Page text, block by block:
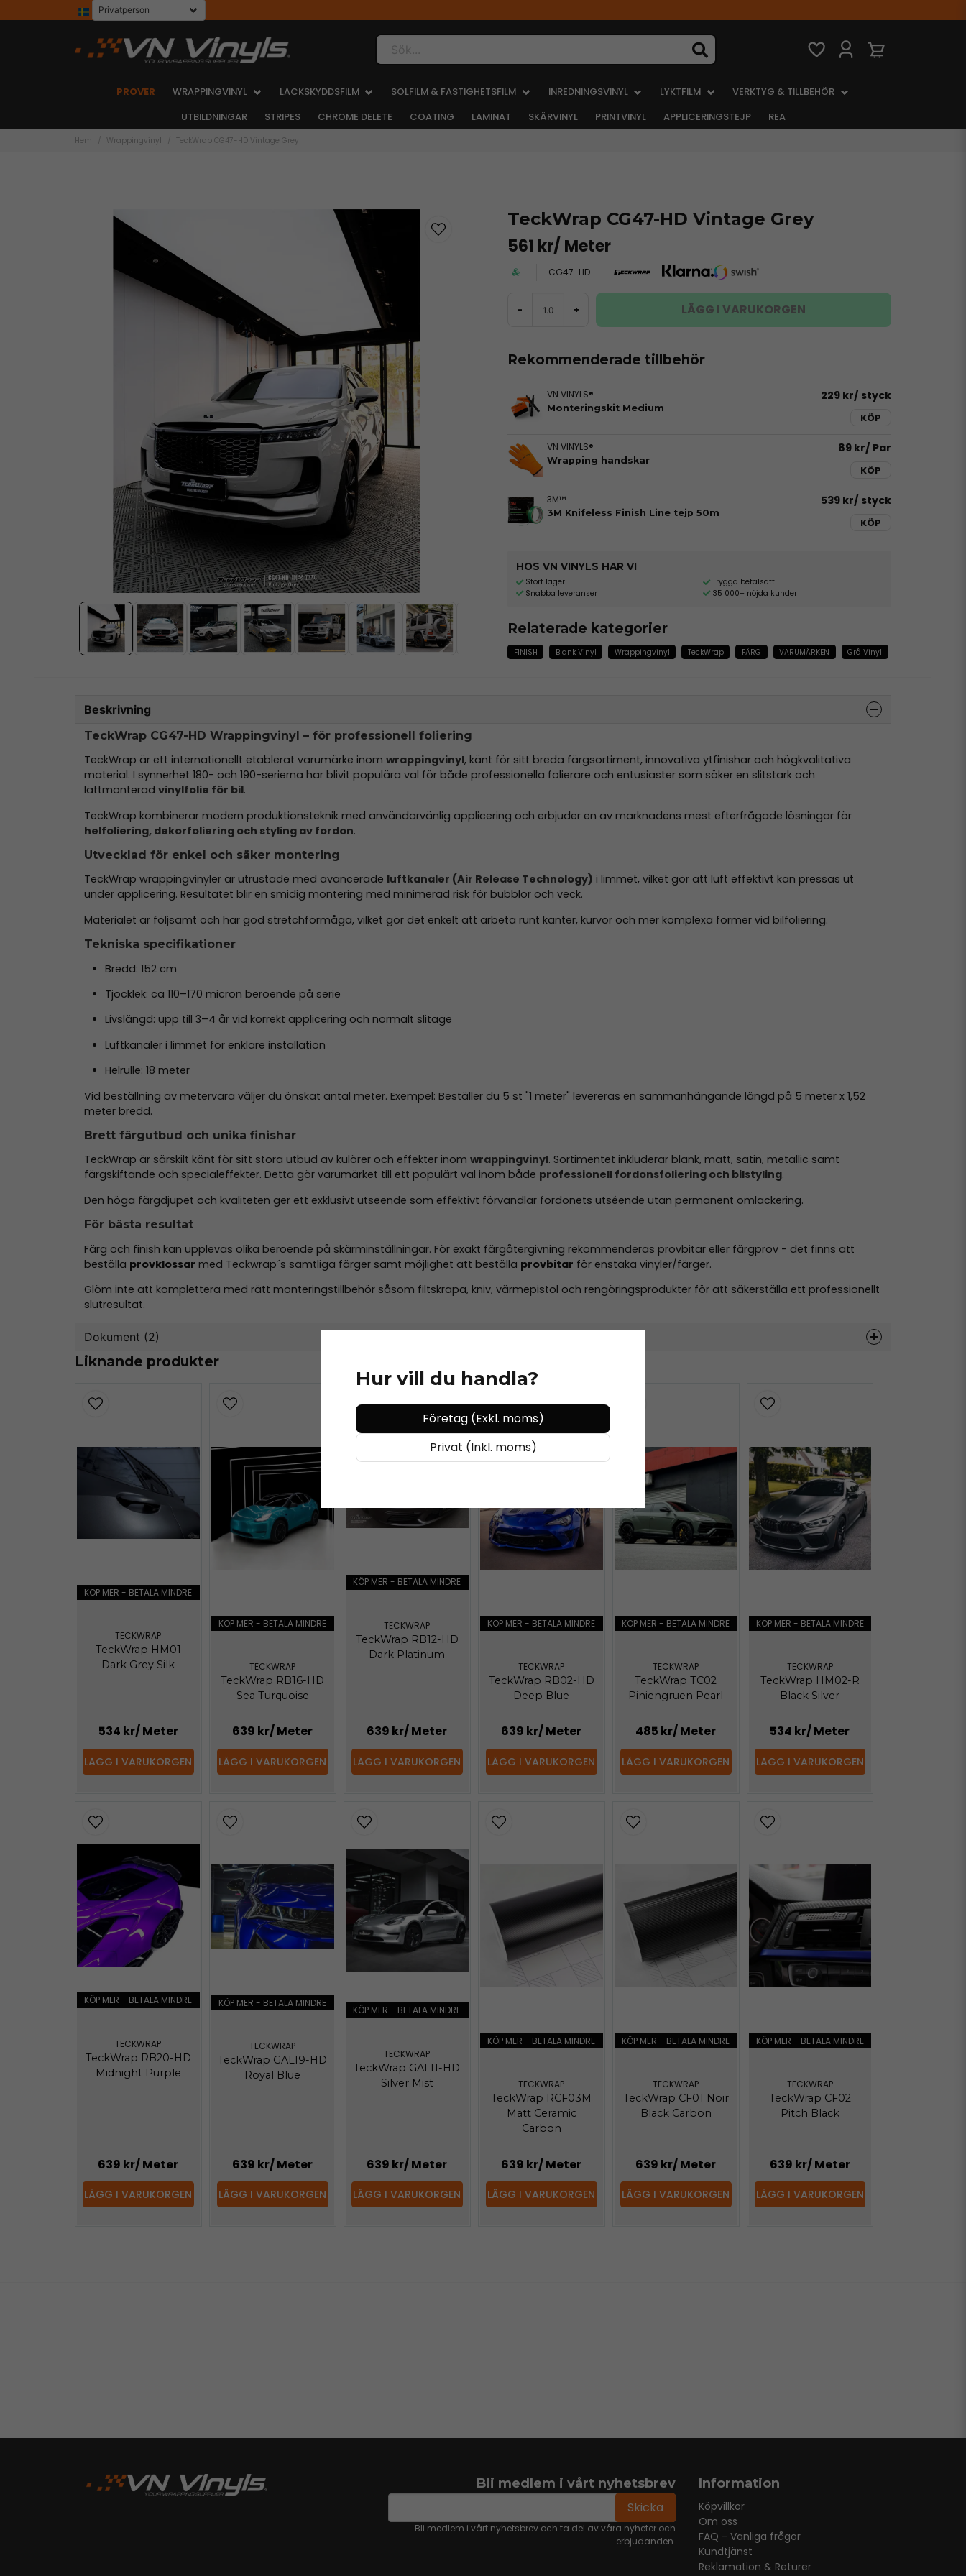
Sök...
PROVER WRAPPINGVINYL LACKSKYDDSFILM SOLFILM & FASTIGHETSFILM INREDNINGSVINYL LYKTFILM
VERKTYG & TILLBEHÖR
UTBILDNINGAR
STRIPES CHROME DELETE COATING LAMINAT SKÄRVINYL PRINTVINYL APPLICERINGSTEJP REA
Hem Wrappingvinyl TeckWrap CG47-HD Vintage Grey
TeckWrap CG47-HD Vintage Grey
561 kr/ Meter
CG47-HD
- + LÄGG I VARUKORGEN
Rekommenderade tillbehör
VN VINYLS®
Monteringskit Medium
229 kr/ styck
KÖP
VN VINYLS®
Wrapping handskar
89 kr/ Par
KÖP
3M™
3M Knifeless Finish Line tejp 50m
539 kr/ styck
KÖP
HOS VN VINYLS HAR VI
Stort lager
Snabba leveranser
Trygga betalsätt
35 000+ nöjda kunder
Relaterade kategorier
FINISH Blank Vinyl Wrappingvinyl TeckWrap FÄRG VARUMÄRKEN Grå Vinyl
Beskrivning
TeckWrap CG47-HD Wrappingvinyl – för professionell foliering
TeckWrap är ett internationellt etablerat varumärke inom wrappingvinyl, känt för sitt breda färgsortiment, innovativa ytfinishar och högkvalitativa
material. I synnerhet 180- och 190-serierna har blivit populära val för både professionella folierare och entusiaster som söker en slitstark och
lättmonterad vinylfolie för bil.
TeckWrap kombinerar modern produktionsteknik med användarvänlig applicering och erbjuder en av marknadens mest efterfrågade lösningar för
helfoliering, dekorfoliering och styling av fordon.
Utvecklad för enkel och säker montering
TeckWrap wrappingvinyler är utrustade med avancerade luftkanaler (Air Release Technology) i limmet, vilket gör att luft effektivt kan pressas ut
under applicering. Resultatet blir en smidig montering med minimerad risk för bubblor och veck.
Materialet är följsamt och har god stretchförmåga, vilket gör det enkelt att arbeta runt kanter, kurvor och mer komplexa former vid bilfoliering.
Tekniska specifikationer
Bredd: 152 cm
Tjocklek: ca 110–170 micron beroende på serie
Livslängd: upp till 3–4 år vid korrekt applicering och normalt slitage
Luftkanaler i limmet för enklare installation
Helrulle: 18 meter
Vid beställning av metervara väljer du önskat antal meter. Exempel: Beställer du 5 st "1 meter" levereras en sammanhängande längd på 5 meter x 1,52
meter bredd.
Brett färgutbud och unika finishar
TeckWrap är särskilt känt för sitt stora utbud av kulörer och effekter inom wrappingvinyl. Sortimentet inkluderar blank, matt, satin, metallic samt
färgskiftande och specialeffekter. Detta gör varumärket till ett populärt val inom både professionell fordonsfoliering och bilstyling.
Den höga färgdjupet och kvaliteten ger ett exklusivt utseende som effektivt förvandlar fordonets utséende utan permanent omlackering.
För bästa resultat
Färg och finish kan upplevas olika beroende på skärminställningar. För exakt färgåtergivning rekommenderas provbitar eller färgprov - det finns att
beställa provklossar med Teckwrap´s samtliga färger samt möjlighet att beställa provbitar för enstaka vinyler/färger.
Glöm inte att komplettera med rätt monteringstillbehör såsom filtskrapa, kniv, värmepistol och rengöringsprodukter för att säkerställa ett professionellt
slutresultat.
Dokument (2)
teckwrap-datasheet.pdf
Liknande produkter
KÖP MER - BETALA MINDRE
TECKWRAP
TeckWrap HM01
Dark Grey Silk
534 kr/ Meter
LÄGG I VARUKORGEN
KÖP MER - BETALA MINDRE
TECKWRAP
TeckWrap RB16-HD
Sea Turquoise
639 kr/ Meter
LÄGG I VARUKORGEN
KÖP MER - BETALA MINDRE
TECKWRAP
TeckWrap RB12-HD
Dark Platinum
639 kr/ Meter
LÄGG I VARUKORGEN
KÖP MER - BETALA MINDRE
TECKWRAP
TeckWrap RB02-HD
Deep Blue
639 kr/ Meter
LÄGG I VARUKORGEN
KÖP MER - BETALA MINDRE
TECKWRAP
TeckWrap TC02
Piniengruen Pearl
485 kr/ Meter
LÄGG I VARUKORGEN
KÖP MER - BETALA MINDRE
TECKWRAP
TeckWrap HM02-R
Black Silver
534 kr/ Meter
LÄGG I VARUKORGEN
KÖP MER - BETALA MINDRE
TECKWRAP
TeckWrap RB20-HD
Midnight Purple
639 kr/ Meter
LÄGG I VARUKORGEN
KÖP MER - BETALA MINDRE
TECKWRAP
TeckWrap GAL19-HD
Royal Blue
639 kr/ Meter
LÄGG I VARUKORGEN
KÖP MER - BETALA MINDRE
TECKWRAP
TeckWrap GAL11-HD
Silver Mist
639 kr/ Meter
LÄGG I VARUKORGEN
KÖP MER - BETALA MINDRE
TECKWRAP
TeckWrap RCF03M
Matt Ceramic
Carbon
639 kr/ Meter
LÄGG I VARUKORGEN
KÖP MER - BETALA MINDRE
TECKWRAP
TeckWrap CF01 Noir
Black Carbon
639 kr/ Meter
LÄGG I VARUKORGEN
KÖP MER - BETALA MINDRE
TECKWRAP
TeckWrap CF02
Pitch Black
639 kr/ Meter
LÄGG I VARUKORGEN
Hur vill du handla?
Företag (Exkl. moms)
Privat (Inkl. moms)
Bli medlem i vårt nyhetsbrev
email Skicka
Bli medlem i vårt nyhetsbrev och ta del av våra nyheter och
erbjudanden.
Information
Köpvillkor
Om oss
FAQ - Vanliga frågor
Kundtjänst
Reklamation & Returer